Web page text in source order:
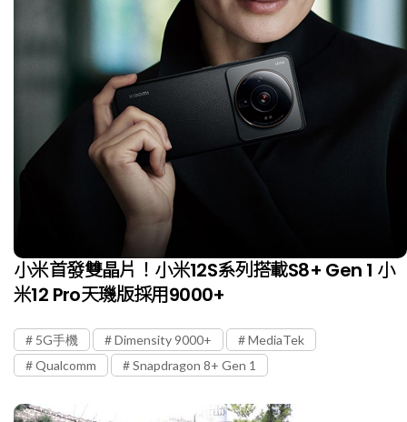
小米首發雙晶片！小米12S系列搭載S8+ Gen 1 小
米12 Pro天璣版採用9000+
5G手機 Dimensity 9000+
MediaTek
Qualcomm
Snapdragon 8+ Gen 1